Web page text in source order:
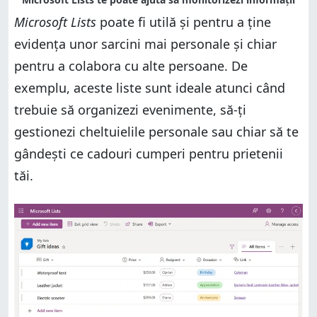
Microsoft Lists poate fi utilă și pentru a ține
evidența unor sarcini mai personale și chiar
pentru a colabora cu alte persoane. De
exemplu, aceste liste sunt ideale atunci când
trebuie să organizezi evenimente, să-ți
gestionezi cheltuielile personale sau chiar să te
gândești ce cadouri cumperi pentru prietenii
tăi.